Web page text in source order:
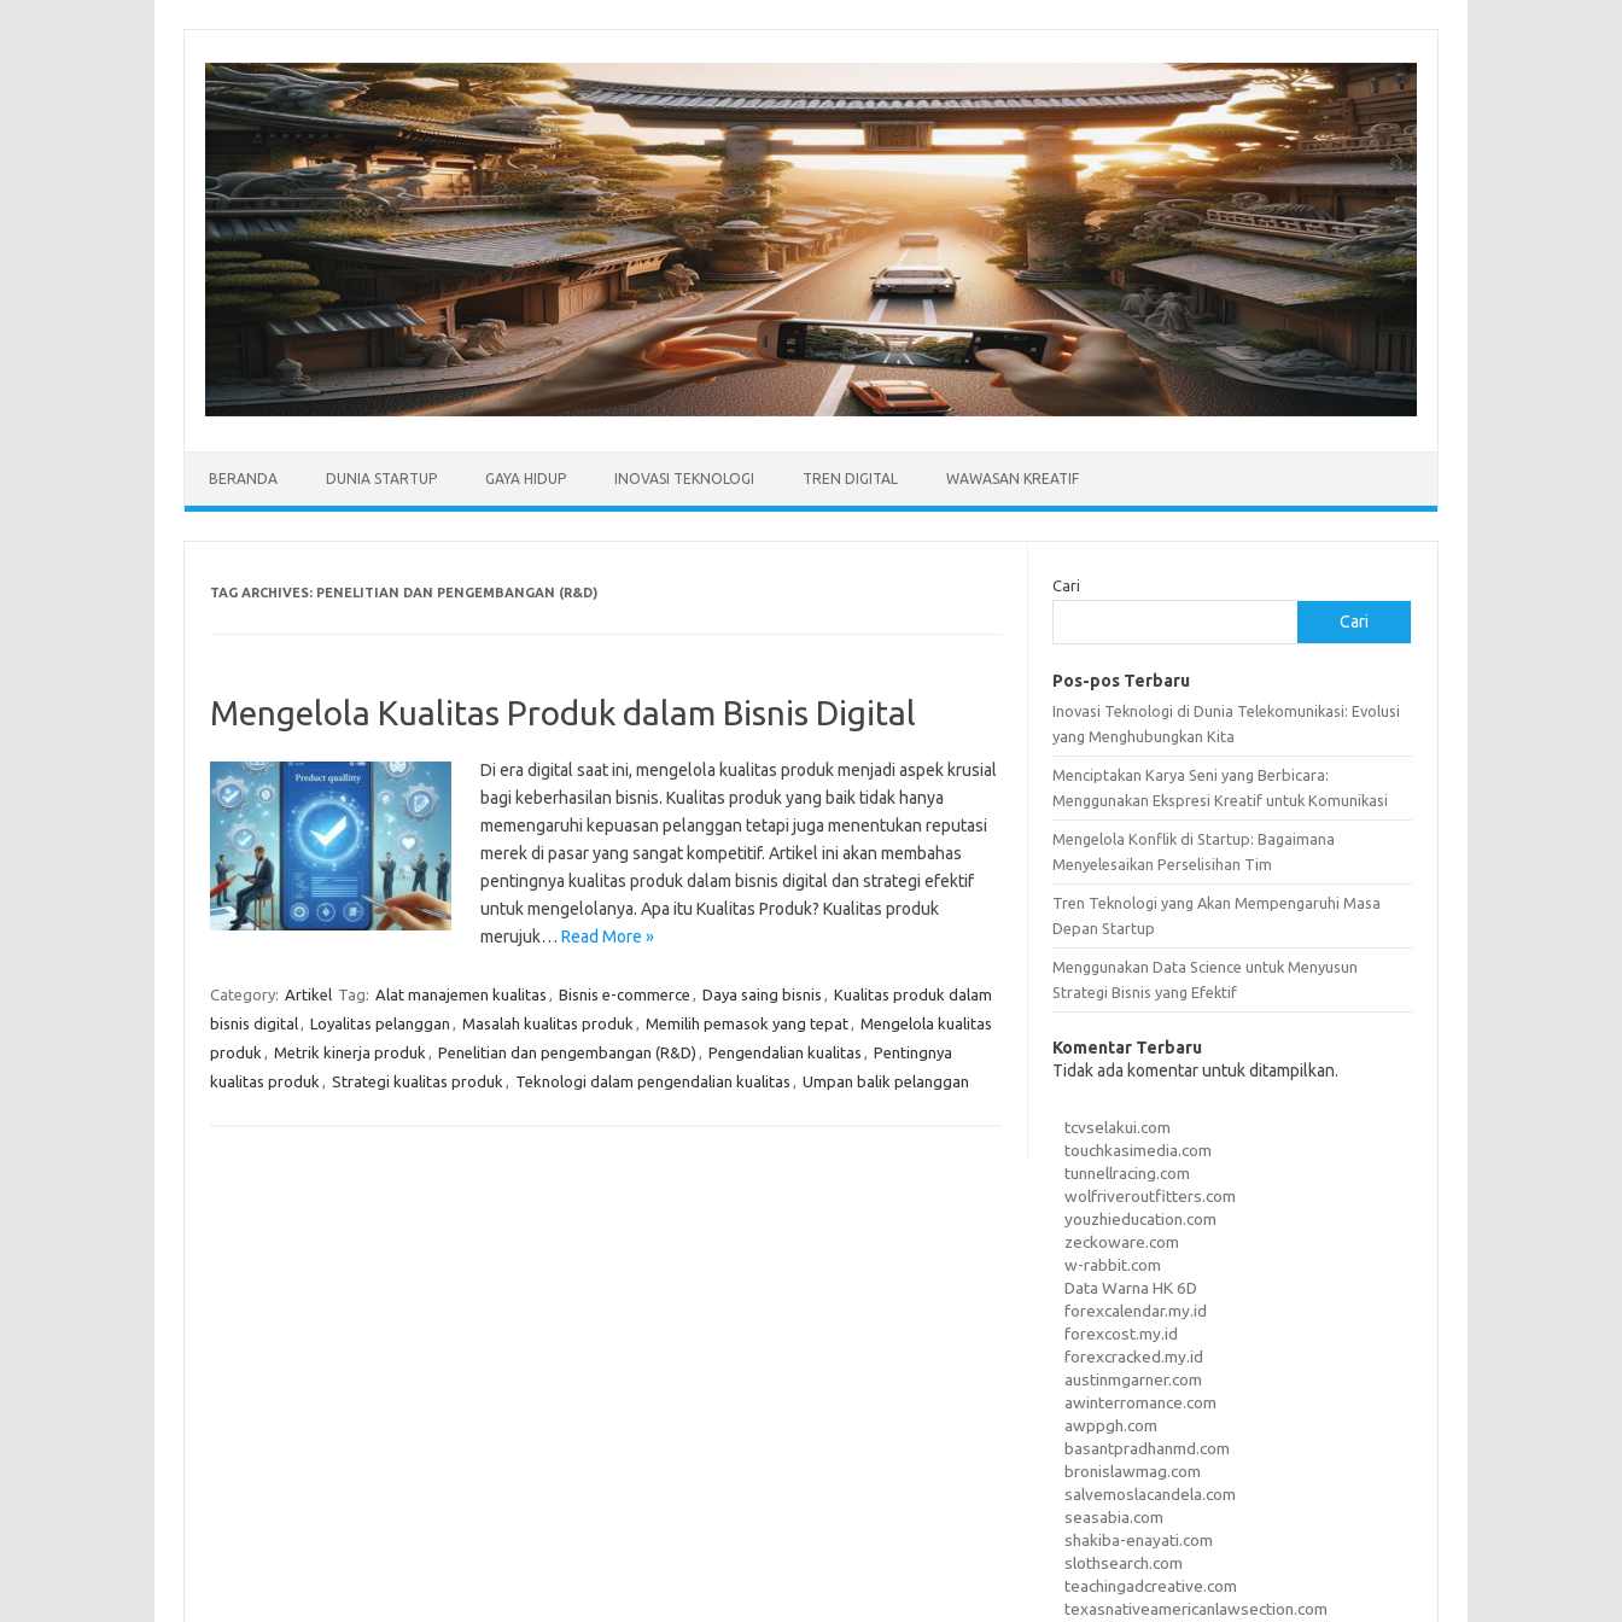
content
BERANDA DUNIA STARTUP GAYA HIDUP INOVASI TEKNOLOGI TREN DIGITAL WAWASAN KREATIF
TAG ARCHIVES: PENELITIAN DAN PENGEMBANGAN (R&D)
Mengelola Kualitas Produk dalam Bisnis Digital
Di era digital saat ini, mengelola kualitas produk menjadi aspek krusial
bagi keberhasilan bisnis. Kualitas produk yang baik tidak hanya
memengaruhi kepuasan pelanggan tetapi juga menentukan reputasi
merek di pasar yang sangat kompetitif. Artikel ini akan membahas
pentingnya kualitas produk dalam bisnis digital dan strategi efektif
untuk mengelolanya. Apa itu Kualitas Produk? Kualitas produk
merujuk… Read More »
Category: Artikel Tag: Alat manajemen kualitas , Bisnis e-commerce , Daya saing bisnis , Kualitas produk dalam
bisnis digital, Loyalitas pelanggan , Masalah kualitas produk , Memilih pemasok yang tepat, Mengelola kualitas
produk , Metrik kinerja produk , Penelitian dan pengembangan (R&D) , Pengendalian kualitas , Pentingnya
kualitas produk , Strategi kualitas produk , Teknologi dalam pengendalian kualitas , Umpan balik pelanggan
Cari
Cari
Pos-pos Terbaru
Inovasi Teknologi di Dunia Telekomunikasi: Evolusi
yang Menghubungkan Kita
Menciptakan Karya Seni yang Berbicara:
Menggunakan Ekspresi Kreatif untuk Komunikasi
Mengelola Konflik di Startup: Bagaimana
Menyelesaikan Perselisihan Tim
Tren Teknologi yang Akan Mempengaruhi Masa
Depan Startup
Menggunakan Data Science untuk Menyusun
Strategi Bisnis yang Efektif
Komentar Terbaru
Tidak ada komentar untuk ditampilkan.
tcvselakui.com
touchkasimedia.com
tunnellracing.com
wolfriveroutfitters.com
youzhieducation.com
zeckoware.com
w-rabbit.com
Data Warna HK 6D
forexcalendar.my.id
forexcost.my.id
forexcracked.my.id
austinmgarner.com
awinterromance.com
awppgh.com
basantpradhanmd.com
bronislawmag.com
salvemoslacandela.com
seasabia.com
shakiba-enayati.com
slothsearch.com
teachingadcreative.com
texasnativeamericanlawsection.com